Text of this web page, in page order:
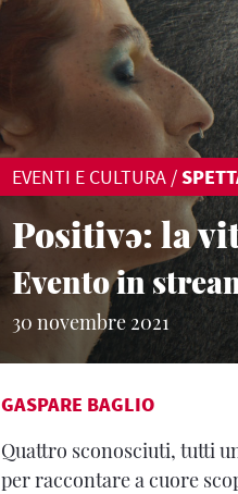
EVENTI E CULTURA /
Positivə: la
Evento in
30 novembre 2021
GASPARE BAGLIO
Quattro sconosciuti, tutti
per raccontare a cuore